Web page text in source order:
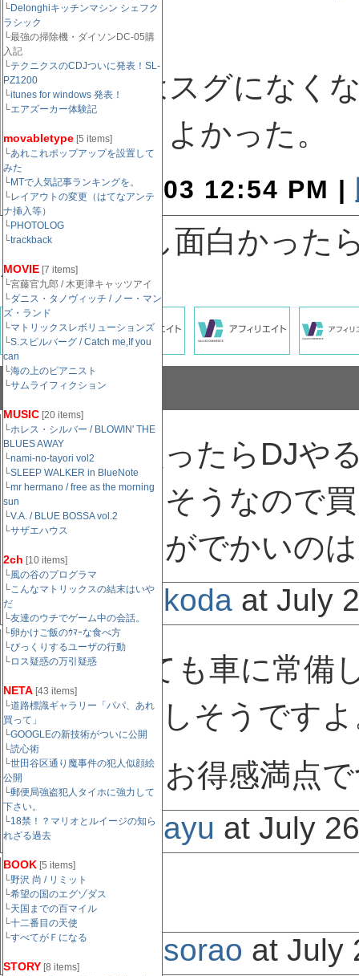
└Delonghiキッチンマシン シェフク
ラシック
└最強の掃除機・ダイソンDC-05購
入記
└テクニクスのCDJついに発表！SL-
PZ1200
└itunes for windows 発表！
└エアズーカー体験記
movabletype [5 items]
└あれこれポップアップを設置して
みた
└MTで人気記事ランキングを。
└レイアウトの変更（はてなアンテ
ナ挿入等）
└PHOTOLOG
└trackback
MOVIE [7 items]
└宮藤官九郎 / 木更津キャッツアイ
└ダニス・タノヴィッチ / ノー・マン
ズ・ランド
└マトリックスレボリューションズ
└S.スピルバーグ / Catch me,If you
can
└海の上のピアニスト
└サムライフィクション
MUSIC [20 items]
└ホレス・シルバー / BLOWIN' THE
BLUES AWAY
└nami-no-tayori vol2
└SLEEP WALKER in BlueNote
└mr hermano / free as the morning
sun
└V.A. / BLUE BOSSA vol.2
└サザエハウス
2ch [10 items]
└風の谷のプログラマ
└こんなマトリックスの結末はいや
だ
└友達のウチでゲーム中の会話。
└卵かけご飯のｳﾏｰな食べ方
└びっくりするユーザの行動
└ロス疑惑の万引疑惑
NETA [43 items]
└道路標識ギャラリー「パパ、あれ
買って」
└GOOGLEの新技術がついに公開
└読心術
└世田谷区通り魔事件の犯人似顔絵
公開
└郵便局強盗犯人タイホに強力して
下さい。
└18禁！？マリオとルイージの知ら
れざる過去
BOOK [5 items]
└野沢 尚 / リミット
└希望の国のエグゾダス
└天国までの百マイル
└十二番目の天使
└すべてがＦになる
STORY [8 items]
です。
アナログはスグになく
しました。よかった。
July 25, 2003 12:54 PM |
↓記事がもし面白かった
´д⊂）
コメント
こんなの買ったらDJや
なっちゃいそうなので
でもジャケがでかいの
Posted by: koda at July
CDで買っても車に常備
威力を発揮しそうです
コンピってお得感満点
Posted by: ayu at July
欲しいぞ！
Posted by: sorao at July